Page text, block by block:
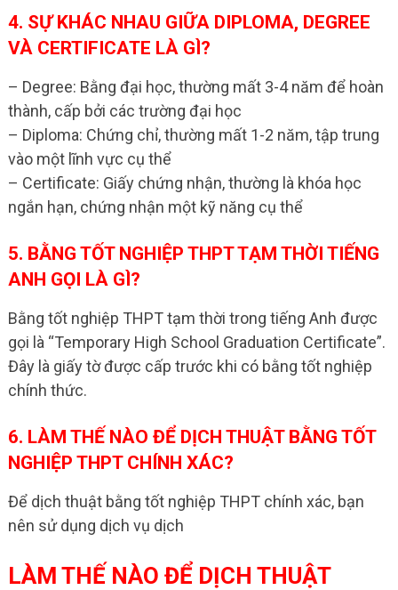
4. SỰ KHÁC NHAU GIỮA DIPLOMA, DEGREE
VÀ CERTIFICATE LÀ GÌ?
– Degree: Bằng đại học, thường mất 3-4 năm để hoàn
thành, cấp bởi các trường đại học
– Diploma: Chứng chỉ, thường mất 1-2 năm, tập trung
vào một lĩnh vực cụ thể
– Certificate: Giấy chứng nhận, thường là khóa học
ngắn hạn, chứng nhận một kỹ năng cụ thể
5. BẰNG TỐT NGHIỆP THPT TẠM THỜI TIẾNG
ANH GỌI LÀ GÌ?
Bằng tốt nghiệp THPT tạm thời trong tiếng Anh được
gọi là “Temporary High School Graduation Certificate”.
Đây là giấy tờ được cấp trước khi có bằng tốt nghiệp
chính thức.
6. LÀM THẾ NÀO ĐỂ DỊCH THUẬT BẰNG TỐT
NGHIỆP THPT CHÍNH XÁC?
Để dịch thuật bằng tốt nghiệp THPT chính xác, bạn
nên sử dụng dịch vụ dịch
LÀM THẾ NÀO ĐỂ DỊCH THUẬT